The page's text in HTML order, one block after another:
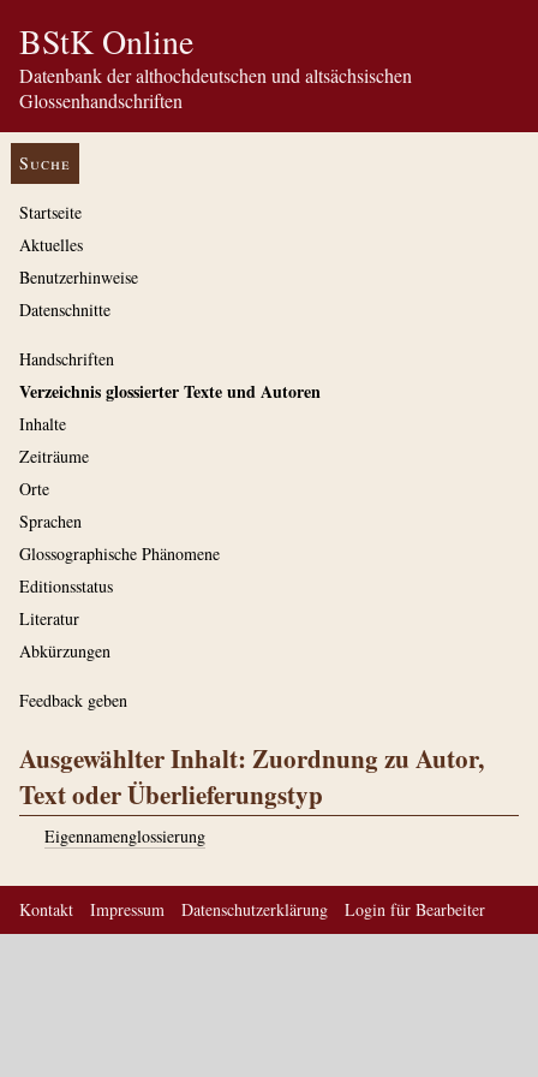
BStK Online
Datenbank der althochdeutschen und altsächsischen
Glossenhandschriften
Suche
Startseite
Aktuelles
Benutzerhinweise
Datenschnitte
Handschriften
Verzeichnis glossierter Texte und Autoren
Inhalte
Zeiträume
Orte
Sprachen
Glossographische Phänomene
Editionsstatus
Literatur
Abkürzungen
Feedback geben
Ausgewählter Inhalt: Zuordnung zu Autor,
Text oder Überlieferungstyp
Eigennamenglossierung
Kontakt Impressum Datenschutzerklärung Login für Bearbeiter